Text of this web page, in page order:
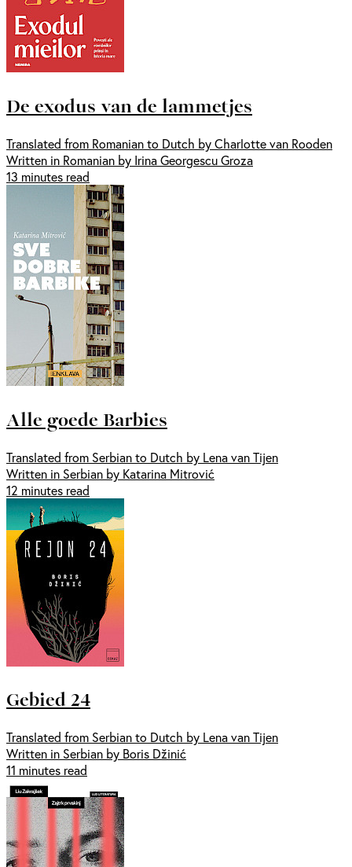
De exodus van de lammetjes
Translated from Romanian to Dutch by Charlotte van Rooden
Written in Romanian by Irina Georgescu Groza
13 minutes read
Alle goede Barbies
Translated from Serbian to Dutch by Lena van Tijen
Written in Serbian by Katarina Mitrović
12 minutes read
Gebied 24
Translated from Serbian to Dutch by Lena van Tijen
Written in Serbian by Boris Džinić
11 minutes read